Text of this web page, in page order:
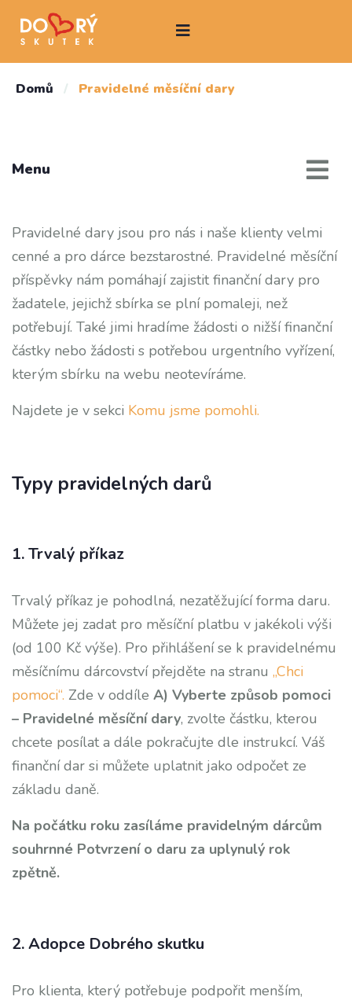
Domů / Pravidelné měsíční dary
Pravidelné dary jsou pro nás i naše klienty velmi
cenné a pro dárce bezstarostné. Pravidelné měsíční
příspěvky nám pomáhají zajistit finanční dary pro
žadatele, jejichž sbírka se plní pomaleji, než
potřebují. Také jimi hradíme žádosti o nižší finanční
částky nebo žádosti s potřebou urgentního vyřízení,
kterým sbírku na webu neotevíráme.
Najdete je v sekci Komu jsme pomohli.
Typy pravidelných darů
1. Trvalý příkaz
Trvalý příkaz je pohodlná, nezatěžující forma daru.
Můžete jej zadat pro měsíční platbu v jakékoli výši
(od 100 Kč výše). Pro přihlášení se k pravidelnému
měsíčnímu dárcovství přejděte na stranu „Chci
pomoci“. Zde v oddíle A) Vyberte způsob pomoci
– Pravidelné měsíční dary, zvolte částku, kterou
chcete posílat a dále pokračujte dle instrukcí. Váš
finanční dar si můžete uplatnit jako odpočet ze
základu daně.
Na počátku roku zasíláme pravidelným dárcům
souhrnné Potvrzení o daru za uplynulý rok
zpětně.
2. Adopce Dobrého skutku
Pro klienta, který potřebuje podpořit menším,
Menu